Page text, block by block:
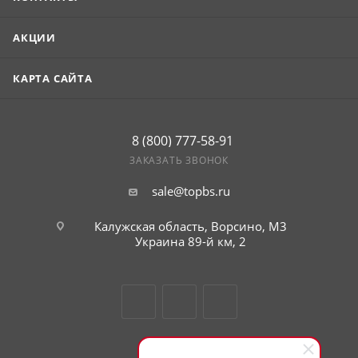
АКЦИИ
КАРТА САЙТА
8 (800) 777-58-91
ЗАКАЗАТЬ ЗВОНОК
sale@topbs.ru
Калужская область, Ворсино, М3
Украина 89-й км, 2